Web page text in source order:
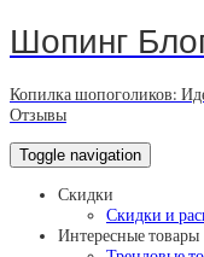
Шопинг
Копилка шопоголиков:
Отзывы
Toggle navigation
Скидки
Скидки и
Интересные товары